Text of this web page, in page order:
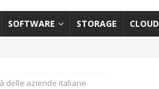
SOFTWARE STORAGE CLOUD
delle aziende italiane